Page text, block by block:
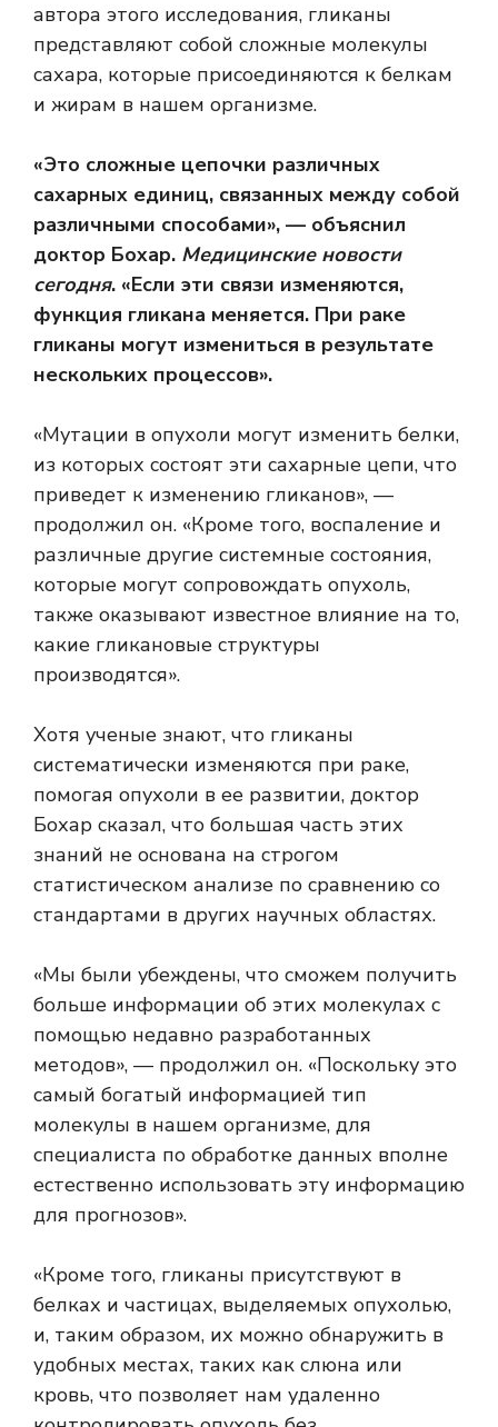
автора этого исследования, гликаны
представляют собой сложные молекулы
сахара, которые присоединяются к белкам
и жирам в нашем организме.
«Это сложные цепочки различных
сахарных единиц, связанных между собой
различными способами», — объяснил
доктор Бохар. Медицинские новости
сегодня. «Если эти связи изменяются,
функция гликана меняется. При раке
гликаны могут измениться в результате
нескольких процессов».
«Мутации в опухоли могут изменить белки,
из которых состоят эти сахарные цепи, что
приведет к изменению гликанов», —
продолжил он. «Кроме того, воспаление и
различные другие системные состояния,
которые могут сопровождать опухоль,
также оказывают известное влияние на то,
какие гликановые структуры
производятся».
Хотя ученые знают, что гликаны
систематически изменяются при раке,
помогая опухоли в ее развитии, доктор
Бохар сказал, что большая часть этих
знаний не основана на строгом
статистическом анализе по сравнению со
стандартами в других научных областях.
«Мы были убеждены, что сможем получить
больше информации об этих молекулах с
помощью недавно разработанных
методов», — продолжил он. «Поскольку это
самый богатый информацией тип
молекулы в нашем организме, для
специалиста по обработке данных вполне
естественно использовать эту информацию
для прогнозов».
«Кроме того, гликаны присутствуют в
белках и частицах, выделяемых опухолью,
и, таким образом, их можно обнаружить в
удобных местах, таких как слюна или
кровь, что позволяет нам удаленно